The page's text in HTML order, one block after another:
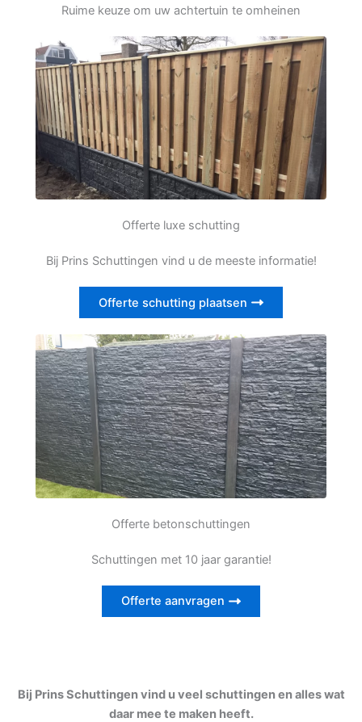
Ruime keuze om uw achtertuin te omheinen
Offerte luxe schutting
Bij Prins Schuttingen vind u de meeste informatie!
Offerte schutting plaatsen
Offerte betonschuttingen
Schuttingen met 10 jaar garantie!
Offerte aanvragen
Bij Prins Schuttingen vind u veel schuttingen en alles wat
daar mee te maken heeft.